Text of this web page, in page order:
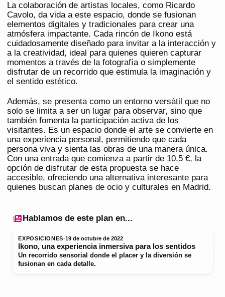
La colaboración de artistas locales, como Ricardo
Cavolo, da vida a este espacio, donde se fusionan
elementos digitales y tradicionales para crear una
atmósfera impactante. Cada rincón de Ikono está
cuidadosamente diseñado para invitar a la interacción y
a la creatividad, ideal para quienes quieren capturar
momentos a través de la fotografía o simplemente
disfrutar de un recorrido que estimula la imaginación y
el sentido estético.
Además, se presenta como un entorno versátil que no
solo se limita a ser un lugar para observar, sino que
también fomenta la participación activa de los
visitantes. Es un espacio donde el arte se convierte en
una experiencia personal, permitiendo que cada
persona viva y sienta las obras de una manera única.
Con una entrada que comienza a partir de 10,5 €, la
opción de disfrutar de esta propuesta se hace
accesible, ofreciendo una alternativa interesante para
quienes buscan planes de ocio y culturales en Madrid.
Hablamos de este plan en...
EXPOSICIONES·19 de octubre de 2022
Ikono, una experiencia inmersiva para los sentidos
Un recorrido sensorial donde el placer y la diversión se
fusionan en cada detalle.